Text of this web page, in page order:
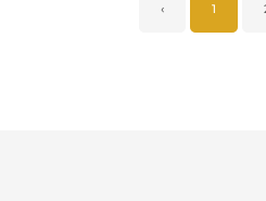
‹ 1